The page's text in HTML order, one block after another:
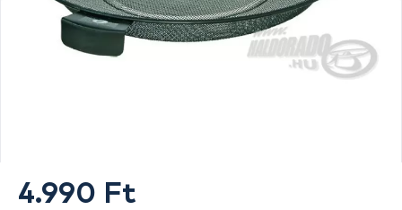
4.990 Ft